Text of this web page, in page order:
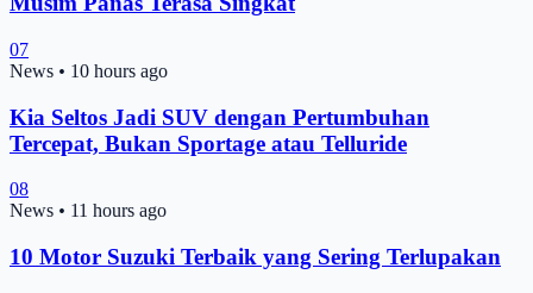
07
News • 10 hours ago
Kia Seltos Jadi SUV dengan Pertumbuhan
Tercepat, Bukan Sportage atau Telluride
08
News • 11 hours ago
10 Motor Suzuki Terbaik yang Sering Terlupakan